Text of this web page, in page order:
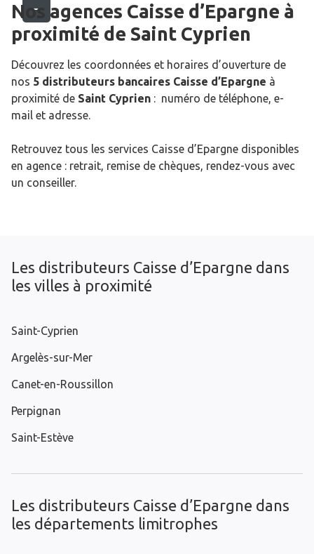
Nos agences Caisse d’Epargne à
proximité de Saint Cyprien
Découvrez les coordonnées et horaires d’ouverture de
nos 5 distributeurs bancaires Caisse d’Epargne à
proximité de Saint Cyprien : numéro de téléphone, e-
mail et adresse.
Retrouvez tous les services Caisse d’Epargne disponibles
en agence : retrait, remise de chèques, rendez-vous avec
un conseiller.
Les distributeurs Caisse d’Epargne dans
les villes à proximité
Saint-Cyprien
Argelès-sur-Mer
Canet-en-Roussillon
Perpignan
Saint-Estève
Les distributeurs Caisse d’Epargne dans
les départements limitrophes